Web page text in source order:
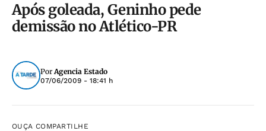
Após goleada, Geninho pede
demissão no Atlético-PR
PorAgencia Estado
07/06/2009 - 18:41 h
OUÇA COMPARTILHE